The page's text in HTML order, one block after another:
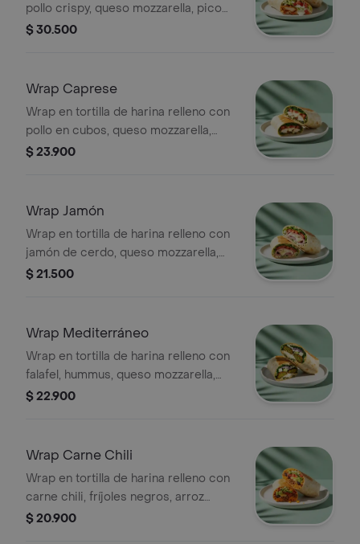
pollo crispy, queso mozzarella, pico
de gallo, lechuga y salsa ranch.
$ 30.500
Wrap Caprese
Wrap en tortilla de harina relleno con
pollo en cubos, queso mozzarella,
tomate, espinaca y pesto.
$ 23.900
Wrap Jamón
Wrap en tortilla de harina relleno con
jamón de cerdo, queso mozzarella,
lechuga, tomate y alioli.
$ 21.500
Wrap Mediterráneo
Wrap en tortilla de harina relleno con
falafel, hummus, queso mozzarella,
queso feta, espinaca, pepino, cebolla
$ 22.900
Wrap Carne Chili
Wrap en tortilla de harina relleno con
carne chili, fríjoles negros, arroz
achiotado, queso mozzarella, pico de
$ 20.900